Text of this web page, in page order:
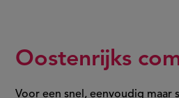
Oostenrijks
Voor een snel, eenvoudig maar